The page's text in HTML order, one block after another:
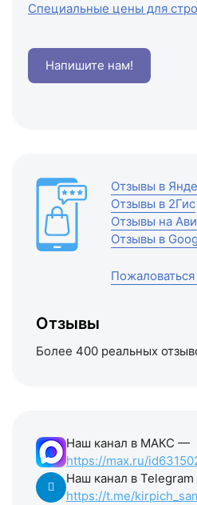
Специальные цены для
Напишите нам!
Отзывы в
Отзывы в 2Гис
Отзывы на
Отзывы в
Отзывы
Более 400 реальных
Наш канал в МАКС —
https://max.ru/
Наш канал в
https://t.me/